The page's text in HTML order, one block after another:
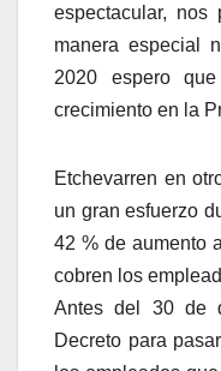
espectacular, nos
manera especial
2020 espero
crecimiento en la
Etchevarren en
un gran esfuerzo
42 % de aumento
cobren los
Antes del 30 de
Decreto para